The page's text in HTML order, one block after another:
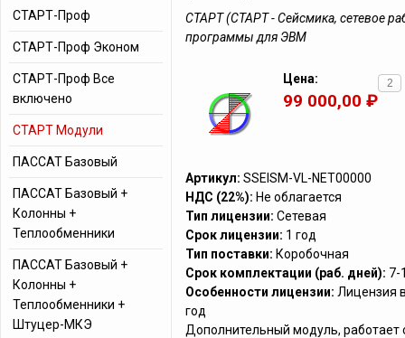
СТАРТ (СТАРТ - Сейсмика, сетевое
программы для ЭВМ
Цена:
99 000,00 ₽
Артикул: SSEISM-VL-NET00000
НДС (22%): Не облагается
Тип лицензии: Сетевая
Срок лицензии: 1 год
Тип поставки: Коробочная
Срок комплектации (раб. дней): 7-
Особенности лицензии: Лицензия
год
Дополнительный модуль,
СТАРТ-Проф
СТАРТ-Проф Эконом
СТАРТ-Проф Все
включено
СТАРТ Модули
ПАССАТ Базовый
ПАССАТ Базовый +
Колонны +
Теплообменники
ПАССАТ Базовый +
Колонны +
Теплообменники +
Штуцер-МКЭ